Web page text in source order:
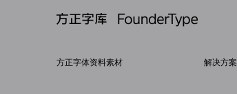
方正字体资料素材 解决方案